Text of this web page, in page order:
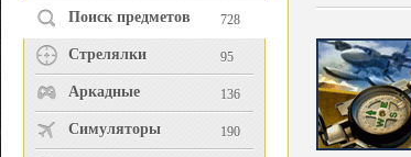
Поиск предметов 728
Стрелялки 95
Аркадные 136
Симуляторы 190